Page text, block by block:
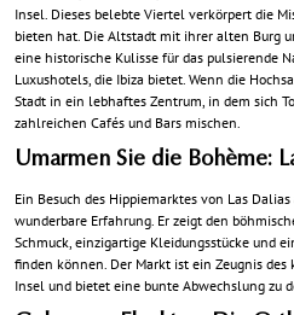
Insel. Dieses belebte Viertel verkörpert die
bieten hat. Die Altstadt mit ihrer alten Burg
eine historische Kulisse für das pulsierende
Luxushotels, die Ibiza bietet. Wenn die
Stadt in ein lebhaftes Zentrum, in dem sich
zahlreichen Cafés und Bars mischen.
Umarmen Sie die Bohème:
Ein Besuch des Hippiemarktes von Las
wunderbare Erfahrung. Er zeigt den
Schmuck, einzigartige Kleidungsstücke und
finden können. Der Markt ist ein Zeugnis
Insel und bietet eine bunte Abwechslung zu